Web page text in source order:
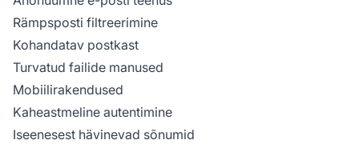
Rämpsposti filtreerimine
Kohandatav postkast
Turvatud failide manused
Mobiilirakendused
Kaheastmeline autentimine
Iseenesest hävinevad sõnumid